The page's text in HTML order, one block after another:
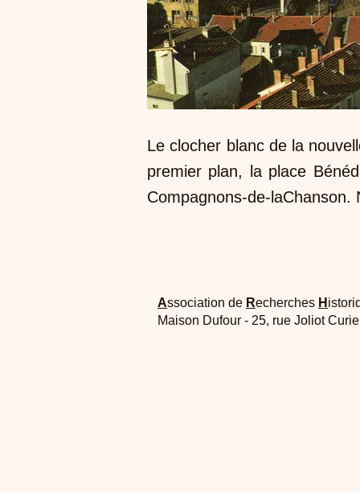
Le clocher blanc de la
premier plan, la place
Compagnons-de-
Association de Recherches H
Maison Dufour - 25, rue Joliot